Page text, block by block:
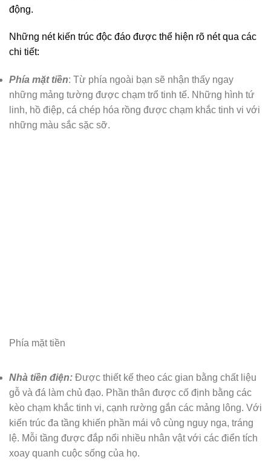
động.
Những nét kiến trúc độc đáo được thể hiện rõ nét qua các
chi tiết:
Phía mặt tiền: Từ phía ngoài bạn sẽ nhận thấy ngay
những mảng tường được chạm trổ tinh tế. Những hình tứ
linh, hồ điệp, cá chép hóa rồng được chạm khắc tinh vi với
những màu sắc sặc sỡ.
Phía mặt tiền
Nhà tiền điện: Được thiết kế theo các gian bằng chất liệu
gỗ và đá làm chủ đạo. Phần thân được cố định bằng các
kèo chạm khắc tinh vi, cạnh rường gắn các mảng lông. Với
kiến trúc đa tầng khiến phần mái vô cùng nguy nga, tráng
lệ. Mỗi tầng được đắp nổi nhiều nhân vật với các điển tích
xoay quanh cuộc sống của họ.